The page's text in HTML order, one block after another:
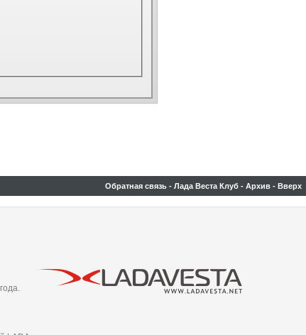
Обратная связь - Лада Веста Клуб - Архив - Вверх